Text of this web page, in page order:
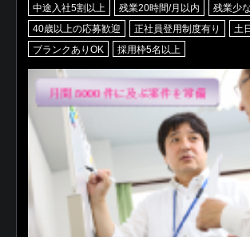
中途入社5割以上 残業20時間/月以内
残業少
40歳以上の応募歓迎
正社員登用制度有り
土
ブランクありOK
採用枠5名以上